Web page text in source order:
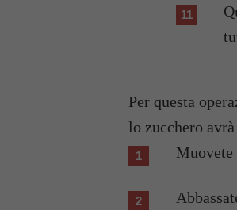
Per questa
lo zucchero
Muovete